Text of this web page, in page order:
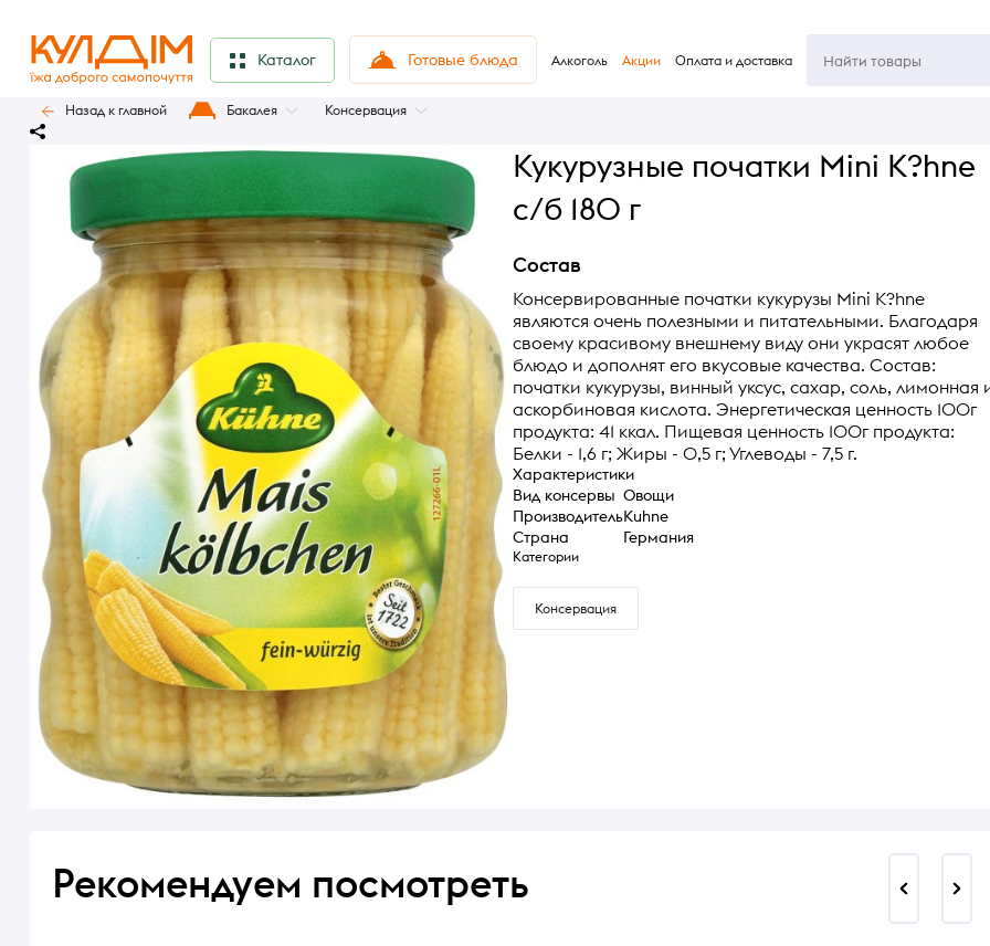
Каталог Готовые блюда Алкоголь Акции Оплата и доставка
Назад к главной Бакалея Консервация
Кукурузные початки Mini K?hne
с/б 180 г
Состав
Консервированные початки кукурузы Mini K?hne
являются очень полезными и питательными. Благодаря
своему красивому внешнему виду они украсят любое
блюдо и дополнят его вкусовые качества. Состав:
початки кукурузы, винный уксус, сахар, соль, лимонная
аскорбиновая кислота. Энергетическая ценность 100г
продукта: 41 ккал. Пищевая ценность 100г продукта:
Белки - 1,6 г; Жиры - 0,5 г; Углеводы - 7,5 г.
Характеристики
Вид консервы Овощи
ПроизводительKuhne
Страна
Германия
Категории
Консервация
Рекомендуем посмотреть